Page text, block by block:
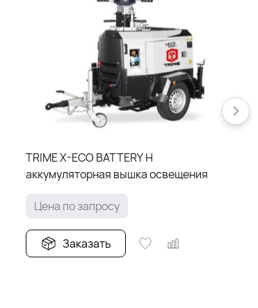
TRIME X-ECO BATTERY H
аккумуляторная вышка освещения
Цена по запросу
Заказать